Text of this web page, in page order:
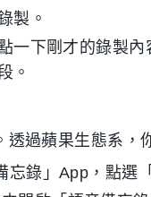
製。
一下剛才的錄製
。
過蘋果生態系，
忘錄」App，點選